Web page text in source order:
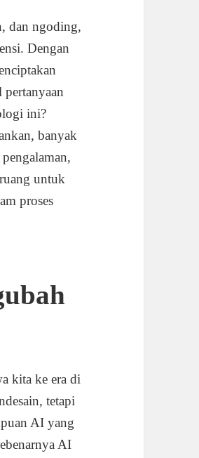
dan ngoding,
Dengan
ini?
banyak
untuk
proses
kita ke era di
tetapi
AI yang
AI